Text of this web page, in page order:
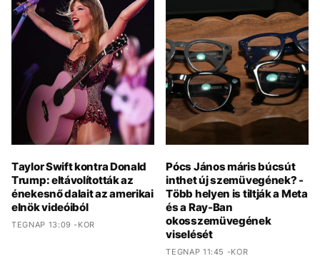
Taylor Swift kontra Donald
Trump: eltávolították az
énekesnő dalait az amerikai
elnök videóiból
TEGNAP 13:09 -KOR
Pócs János máris búcsút
inthet új szemüvegének? -
Több helyen is tiltják a Meta
és a Ray-Ban
okosszemüvegének
viselését
TEGNAP 11:45 -KOR